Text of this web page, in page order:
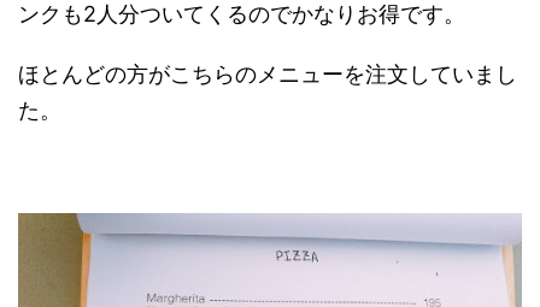
ンクも2人分ついてくるのでかなりお得です。
ほとんどの方がこちらのメニューを注文していまし
た。